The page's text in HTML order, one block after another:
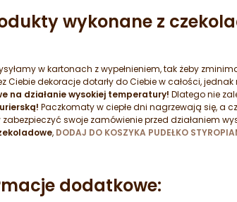
wykonane z
w kartonach z wypełnieniem, tak żeby
Ciebie dekoracje dotarły do Ciebie w całości,
na działanie wysokiej temperatury! Dlatego nie
Paczkomaty w ciepłe dni nagrzewają się, a
swoje zamówienie przed działaniem
, DODAJ DO KOSZYKA PUDEŁKO
dodatkowe: